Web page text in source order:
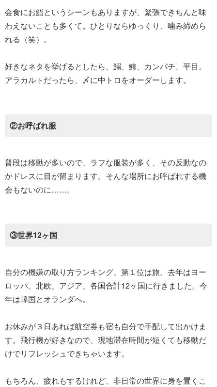
会食にお鮨というシーンもありますが、緊張できちんと味
わえないことも多くて。ひとりならゆっくり、噛み締めら
れる（笑）。
好きなネタを挙げるとしたら、鰯、鯵、カンパチ、平目。
アラカルトだったら、〆に中トロをオーダーします。
②お呼ばれ服
普段は移動が多いので、ラフな服装が多く、その反動なの
かドレスに目が留まります。そんな場所にお呼ばれする機
会もないのに……。
③世界12ヶ国
自分の機嫌の取り方ランキング、第１位は旅。去年はヨー
ロッパ、北欧、アジア、各国合計12ヶ国に行きました。今
年は韓国とオランダへ。
お休みが３日あれば航空券も宿も自分で手配して出かけま
す。飛行機が好きなので、現地滞在時間が短くても移動だ
けでリフレッシュできちゃいます。
もちろん、疲れもするけれど、非日常の世界に身を置くこ